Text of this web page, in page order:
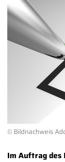
© Bildnachweis
Im Auftrag des